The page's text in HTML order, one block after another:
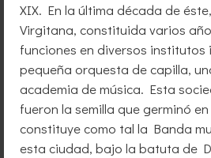
XIX. En la última década de
Virgitana, constituida varios
funciones en diversos institutos
pequeña orquesta de capilla,
academia de música. Esta
fueron la semilla que germinó
constituye como tal la Banda
esta ciudad, bajo la batuta de